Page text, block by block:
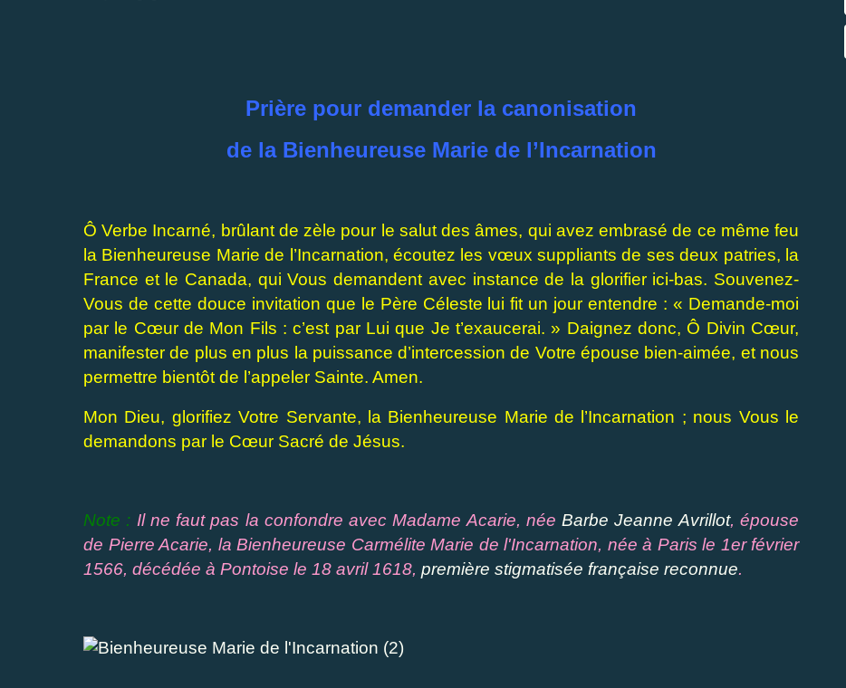
Prière pour demander la canonisation
de la Bienheureuse Marie de l’Incarnation
Ô Verbe Incarné, brûlant de zèle pour le salut des âmes, qui avez embrasé de ce même feu
la Bienheureuse Marie de l’Incarnation, écoutez les vœux suppliants de ses deux patries, la
France et le Canada, qui Vous demandent avec instance de la glorifier ici-bas. Souvenez-
Vous de cette douce invitation que le Père Céleste lui fit un jour entendre : « Demande-moi
par le Cœur de Mon Fils : c’est par Lui que Je t’exaucerai. » Daignez donc, Ô Divin Cœur,
manifester de plus en plus la puissance d’intercession de Votre épouse bien-aimée, et nous
permettre bientôt de l’appeler Sainte. Amen.
Mon Dieu, glorifiez Votre Servante, la Bienheureuse Marie de l’Incarnation ; nous Vous le
demandons par le Cœur Sacré de Jésus.
Note : Il ne faut pas la confondre avec Madame Acarie, néeBarbe Jeanne Avrillot, épouse
de Pierre Acarie, la Bienheureuse Carmélite Marie de l'Incarnation, née à Paris le 1er février
1566, décédée à Pontoise le 18 avril 1618, première stigmatisée française reconnue.